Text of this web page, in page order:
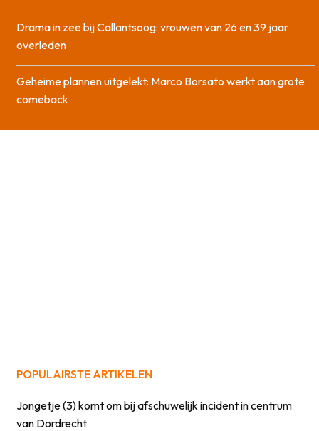
Drama in zee bij Callantsoog: vrouwen van 26 en 39 jaar
overleden
Geheime plannen uitgelekt: Marco Borsato werkt aan grote
comeback
POPULAIRSTE ARTIKELEN
Jongetje (3) komt om bij afschuwelijk incident in centrum
van Dordrecht